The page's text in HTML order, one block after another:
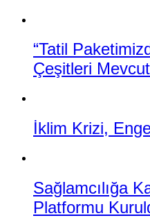
“Tatil
Çeşitleri
İklim Krizi,
Sağlamcılığa
Platformu